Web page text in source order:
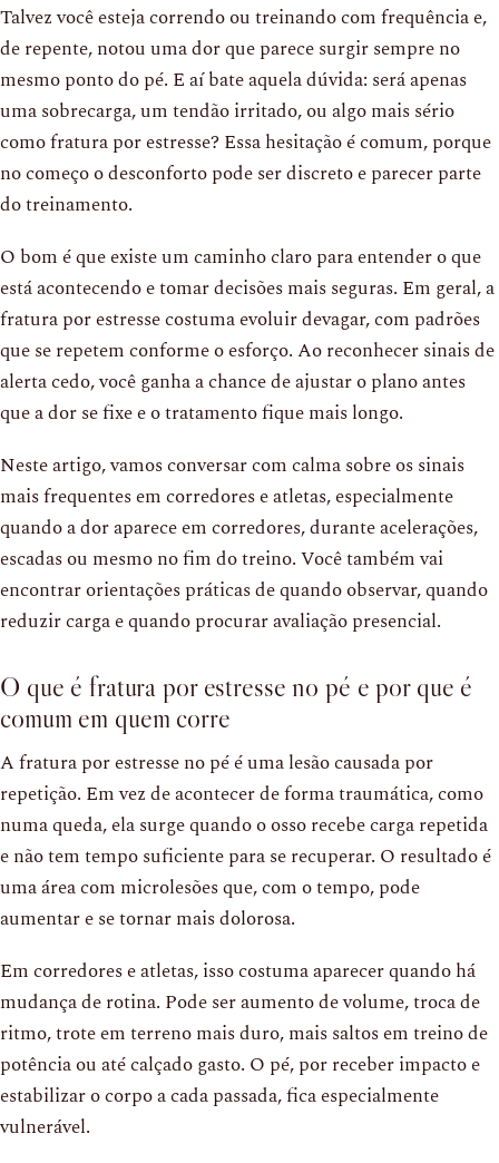
Talvez você esteja correndo ou treinando com frequência e,
de repente, notou uma dor que parece surgir sempre no
mesmo ponto do pé. E aí bate aquela dúvida: será apenas
uma sobrecarga, um tendão irritado, ou algo mais sério
como fratura por estresse? Essa hesitação é comum, porque
no começo o desconforto pode ser discreto e parecer parte
do treinamento.
O bom é que existe um caminho claro para entender o que
está acontecendo e tomar decisões mais seguras. Em geral, a
fratura por estresse costuma evoluir devagar, com padrões
que se repetem conforme o esforço. Ao reconhecer sinais de
alerta cedo, você ganha a chance de ajustar o plano antes
que a dor se fixe e o tratamento fique mais longo.
Neste artigo, vamos conversar com calma sobre os sinais
mais frequentes em corredores e atletas, especialmente
quando a dor aparece em corredores, durante acelerações,
escadas ou mesmo no fim do treino. Você também vai
encontrar orientações práticas de quando observar, quando
reduzir carga e quando procurar avaliação presencial.
O que é fratura por estresse no pé e por que é
comum em quem corre
A fratura por estresse no pé é uma lesão causada por
repetição. Em vez de acontecer de forma traumática, como
numa queda, ela surge quando o osso recebe carga repetida
e não tem tempo suficiente para se recuperar. O resultado é
uma área com microlesões que, com o tempo, pode
aumentar e se tornar mais dolorosa.
Em corredores e atletas, isso costuma aparecer quando há
mudança de rotina. Pode ser aumento de volume, troca de
ritmo, trote em terreno mais duro, mais saltos em treino de
potência ou até calçado gasto. O pé, por receber impacto e
estabilizar o corpo a cada passada, fica especialmente
vulnerável.